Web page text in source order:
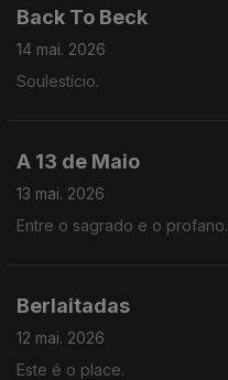
Back To Beck
14 mai. 2026
Soulestício.
A 13 de Maio
13 mai. 2026
Entre o sagrado e o profano.
Berlaitadas
12 mai. 2026
Este é o place.